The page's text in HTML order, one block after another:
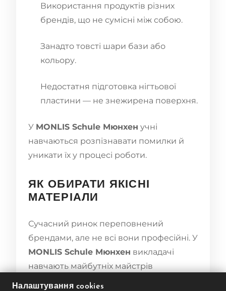
Використання продуктів різних
брендів, що не сумісні між собою.
Занадто товсті шари бази або
кольору.
Недостатня підготовка нігтьової
пластини — не знежирена поверхня.
У MONLIS Schule Мюнхен учні
навчаються розпізнавати помилки й
уникати їх у процесі роботи.
ЯК ОБИРАТИ ЯКІСНІ
МАТЕРІАЛИ
Сучасний ринок переповнений
брендами, але не всі вони професійні. У
MONLIS Schule Мюнхен викладачі
навчають майбутніх майстрів
орієнтуватися у складі, сертифікації та
Налаштування cookies